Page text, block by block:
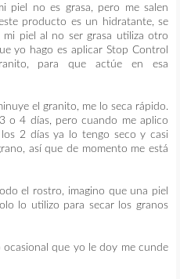
piel no es grasa, pero me salen
producto es un hidratante, se
piel al no ser grasa utiliza otro
yo hago es aplicar Stop Control
para que actúe en esa
el granito, me lo seca rápido.
o 4 días, pero cuando me aplico
2 días ya lo tengo seco y casi
así que de momento me está
el rostro, imagino que una piel
lo utilizo para secar los granos
que yo le doy me cunde